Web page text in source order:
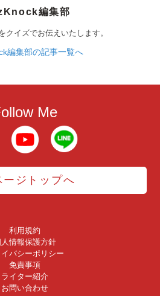
編集部
クイズでお伝えいたします。
編集部の記事一覧へ
Me
ージトップへ
利用規約
情報保護方針
バシーポリシー
免責事項
ライター紹介
お問い合わせ